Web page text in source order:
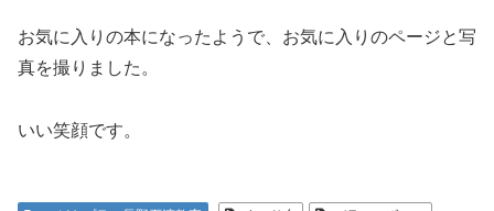
お気に入りの本になったようで、お気に入りのページと写
真を撮りました。
いい笑顔です。